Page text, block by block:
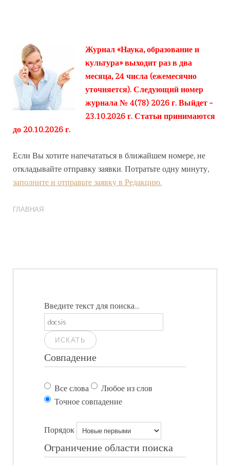
Журнал «Наука, образование и
культура» выходит раз в два
месяца, 24 числа (ежемесячно
уточняется). Следующий номер
журнала № 4(78) 2026 г. Выйдет -
23.10.2026 г. Статьи принимаются
до 20.10.2026 г.
Если Вы хотите напечататься в ближайшем номере, не
откладывайте отправку заявки. Потратьте одну минуту,
заполните и отправьте заявку в Редакцию.
ГЛАВНАЯ
Введите текст для поиска...
ИСКАТЬ
Совпадение
Все слова
Любое из слов
Точное совпадение
Порядок
Ограничение области поиска